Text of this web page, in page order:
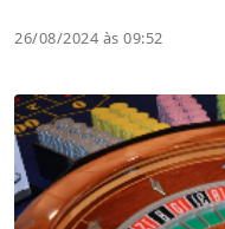
26/08/2024 às 09:52